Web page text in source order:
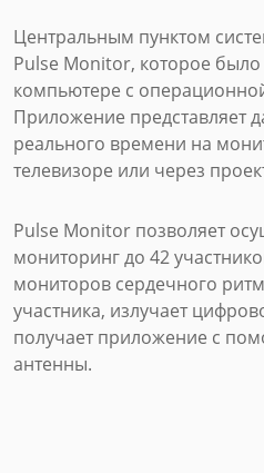
Центральным пунктом
Pulse Monitor, которое
компьютере с
Приложение представляет
реального времени на
телевизоре или через
Pulse Monitor позволяет
мониторинг до 42 участников
мониторов сердечного
участника, излучает
получает приложение с
антенны.